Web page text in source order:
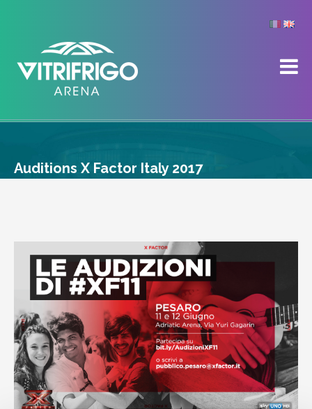
Auditions X Factor Italy 2017